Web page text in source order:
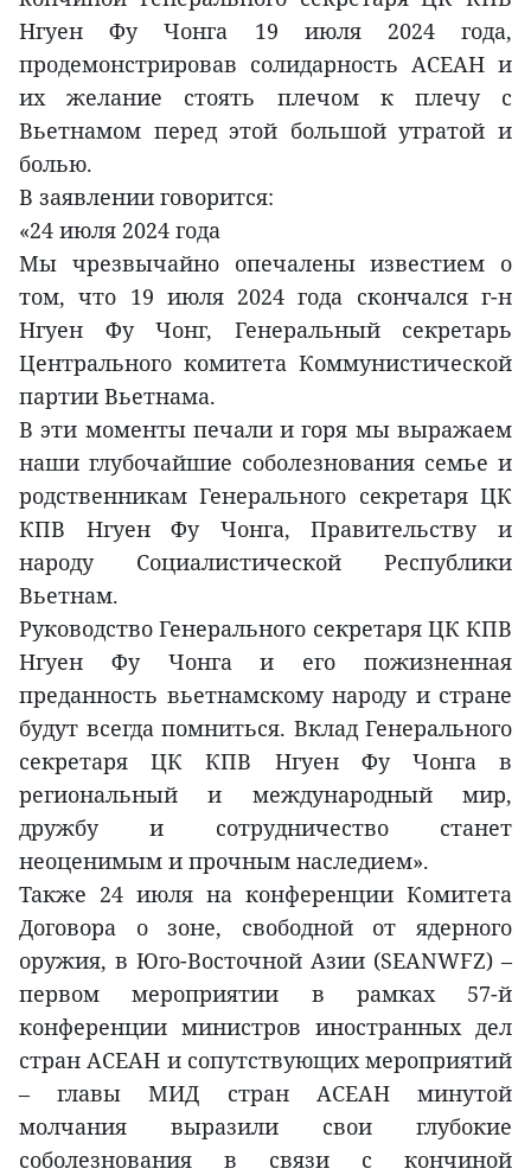
Нгуен Фу Чонга 19 июля 2024 года,
продемонстрировав солидарность АСЕАН и
их желание стоять плечом к плечу с
Вьетнамом перед этой большой утратой и
болью.
В заявлении говорится:
«24 июля 2024 года
Мы чрезвычайно опечалены известием о
том, что 19 июля 2024 года скончался г-н
Нгуен Фу Чонг, Генеральный секретарь
Центрального комитета Коммунистической
партии Вьетнама.
В эти моменты печали и горя мы выражаем
наши глубочайшие соболезнования семье и
родственникам Генерального секретаря ЦК
КПВ Нгуен Фу Чонга, Правительству и
народу Социалистической Республики
Вьетнам.
Руководство Генерального секретаря ЦК КПВ
Нгуен Фу Чонга и его пожизненная
преданность вьетнамскому народу и стране
будут всегда помниться. Вклад Генерального
секретаря ЦК КПВ Нгуен Фу Чонга в
региональный и международный мир,
дружбу и сотрудничество станет
неоценимым и прочным наследием».
Также 24 июля на конференции Комитета
Договора о зоне, свободной от ядерного
оружия, в Юго-Восточной Азии (SEANWFZ) –
первом мероприятии в рамках 57-й
конференции министров иностранных дел
стран АСЕАН и сопутствующих мероприятий
– главы МИД стран АСЕАН минутой
молчания выразили свои глубокие
соболезнования в связи с кончиной